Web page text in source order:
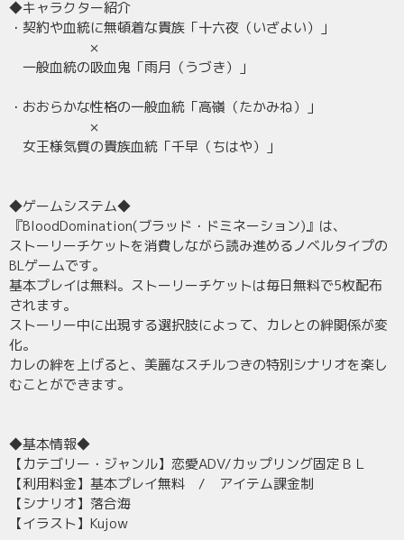
◆キャラクター紹介
・契約や血統に無頓着な貴族「十六夜（いざよい）」
×
一般血統の吸血鬼「雨月（うづき）」
・おおらかな性格の一般血統「高嶺（たかみね）」
×
女王様気質の貴族血統「千早（ちはや）」
◆ゲームシステム◆
『BloodDomination(ブラッド・ドミネーション)』は、
ストーリーチケットを消費しながら読み進めるノベルタイプの
BLゲームです。
基本プレイは無料。ストーリーチケットは毎日無料で5枚配布
されます。
ストーリー中に出現する選択肢によって、カレとの絆関係が変
化。
カレの絆を上げると、美麗なスチルつきの特別シナリオを楽し
むことができます。
◆基本情報◆
【カテゴリー・ジャンル】恋愛ADV/カップリング固定ＢＬ
【利用料金】基本プレイ無料 / アイテム課金制
【シナリオ】落合海
【イラスト】Kujow